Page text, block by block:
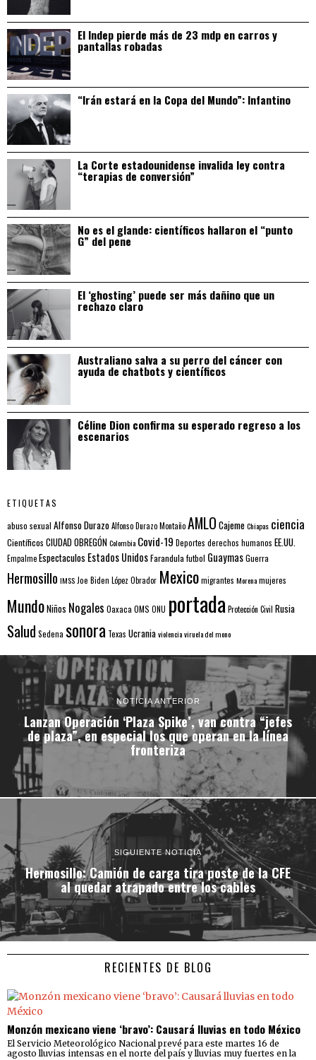
El Indep pierde más de 23 mdp en carros y
pantallas robadas
“Irán estará en la Copa del Mundo”: Infantino
La Corte estadounidense invalida ley contra
“terapias de conversión”
No es el glande: científicos hallaron el “punto
G” del pene
El ‘ghosting’ puede ser más dañino que un
rechazo claro
Australiano salva a su perro del cáncer con
ayuda de chatbots y científicos
Céline Dion confirma su esperado regreso a los
escenarios
ETIQUETAS
abuso sexual Alfonso DurazoAlfonso Durazo MontañoAMLO CajemeChiapas ciencia
Científicos CIUDAD OBREGÓNColombia Covid-19 Deportes derechos humanos EE.UU.
EmpalmeEspectaculos Estados UnidosFarandulafutbol GuaymasGuerra
Hermosillo IMSS Joe Biden López Obrador Mexicomigrantes Morenamujeres
MundoNiños Nogales Oaxaca OMS ONU portada Protección Civil Rusia
Salud Sedena sonora Texas Ucraniaviolenciaviruela del mono
NOTICIA ANTERIOR
Lanzan Operación ‘Plaza Spike’, van contra “jefes
de plaza”, en especial los que operan en la línea
fronteriza
SIGUIENTE NOTICIA
Hermosillo: Camión de carga tira poste de la CFE
al quedar atrapado entre los cables
RECIENTES DE BLOG
Monzón mexicano viene ‘bravo’: Causará lluvias en todo México
El Servicio Meteorológico Nacional prevé para este martes 16 de
agosto lluvias intensas en el norte del país y lluvias muy fuertes en la